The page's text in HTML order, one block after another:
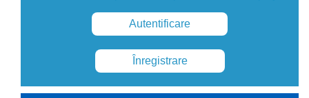
Autentificare
Înregistrare